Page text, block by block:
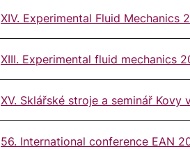
XIV. Experimental Fluid Mechanics
XIII. Experimental fluid mechanics
XV. Sklářské stroje a seminář
56. International conference EAN